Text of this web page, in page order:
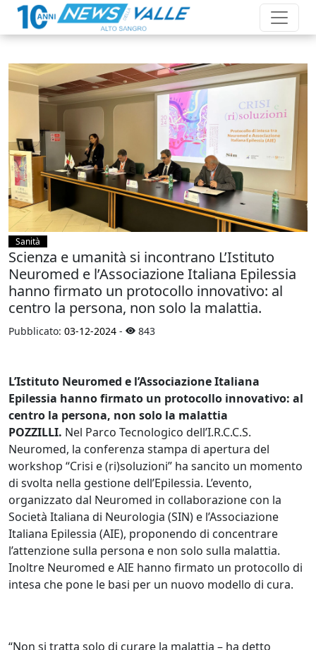
Sanità
Scienza e umanità si incontrano L’Istituto
Neuromed e l’Associazione Italiana Epilessia
hanno firmato un protocollo innovativo: al
centro la persona, non solo la malattia.
Pubblicato: 03-12-2024 - 843
L’Istituto Neuromed e l’Associazione Italiana
Epilessia hanno firmato un protocollo innovativo: al
centro la persona, non solo la malattia
POZZILLI. Nel Parco Tecnologico dell’I.R.C.C.S.
Neuromed, la conferenza stampa di apertura del
workshop “Crisi e (ri)soluzioni” ha sancito un momento
di svolta nella gestione dell’Epilessia. L’evento,
organizzato dal Neuromed in collaborazione con la
Società Italiana di Neurologia (SIN) e l’Associazione
Italiana Epilessia (AIE), proponendo di concentrare
l’attenzione sulla persona e non solo sulla malattia.
Inoltre Neuromed e AIE hanno firmato un protocollo di
intesa che pone le basi per un nuovo modello di cura.
“Non si tratta solo di curare la malattia – ha detto